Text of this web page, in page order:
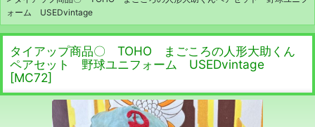
ォーム USEDvintage
タイアップ商品〇 TOHO まごころの人形大助くん
ペアセット 野球ユニフォーム USEDvintage
[MC72]